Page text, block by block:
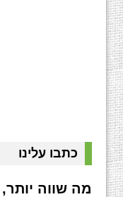
כתבו עלינו
מה שווה